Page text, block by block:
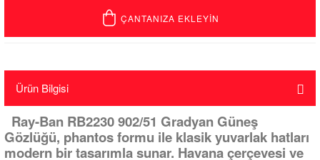
ÇANTANIZA EKLEYİN
Ürün Bilgisi
Ray-Ban RB2230 902/51 Gradyan Güneş
Gözlüğü, phantos formu ile klasik yuvarlak hatları
modern bir tasarımla sunar. Havana çerçevesi ve